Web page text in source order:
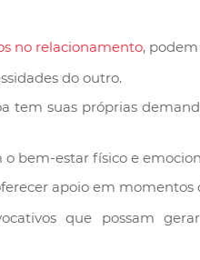
no relacionamento,
do outro.
tem suas próprias
bem-estar físico e
apoio em momentos
que possam